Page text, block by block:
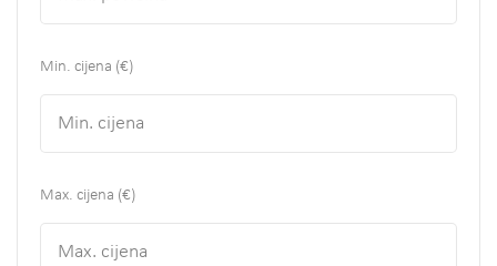
Min. cijena (€)
Max. cijena (€)